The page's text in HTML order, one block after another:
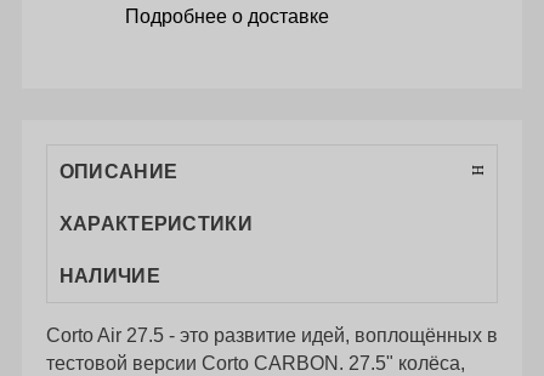
Подробнее о доставке
ОПИСАНИЕ
ХАРАКТЕРИСТИКИ
НАЛИЧИЕ
Corto Air 27.5 - это развитие идей, воплощённых в
тестовой версии Corto CARBON. 27.5" колёса,